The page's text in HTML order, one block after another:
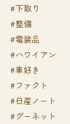
#下取り
#整備
#電装品
#ハワイアン
#車好き
#ファクト
#日産ノート
#グーネット